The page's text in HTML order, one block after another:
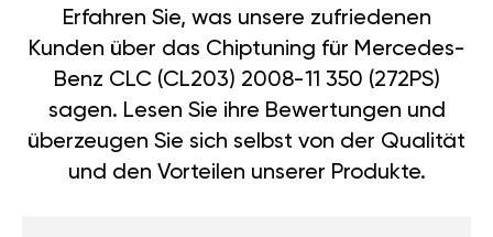
Erfahren Sie, was unsere zufriedenen
Kunden über das Chiptuning für Mercedes-
Benz CLC (CL203) 2008-11 350 (272PS)
sagen. Lesen Sie ihre Bewertungen und
überzeugen Sie sich selbst von der Qualität
und den Vorteilen unserer Produkte.